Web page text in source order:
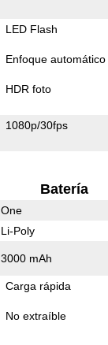
LED Flash
Enfoque automático
HDR foto
1080p/30fps
Batería
One
Li-Poly
3000 mAh
Carga rápida
No extraíble